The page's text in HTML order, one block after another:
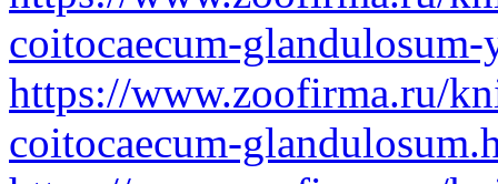
coitocaecum-
https://www.zoofirma.ru/
coitocaecum-